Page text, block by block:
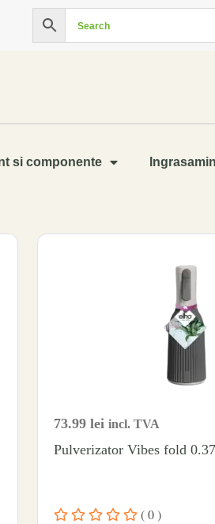
si componente
73.99lei incl. TVA
Pulverizator Vibes fold
( 0 )